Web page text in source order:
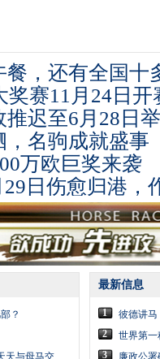
餐，还有全国
奖赛11月24日
迟至6月28日
，名驹成就盛事
万欧巨奖来袭
日伤愈归港，
？
天与母马交
最新信息
1
彼德讲马
2
世界第一
3
廉政公